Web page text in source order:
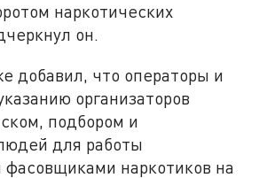
наркотических
он.
добавил, что операторы и
организаторов
подбором и
для работы
наркотиков на